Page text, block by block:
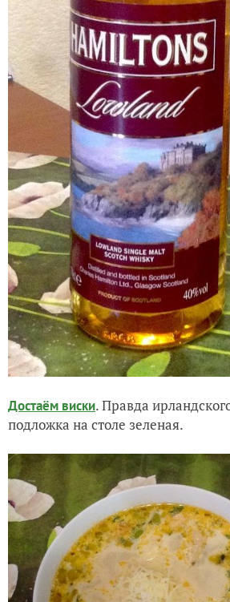
Достаём виски. Правда
подложка на столе зеленая.